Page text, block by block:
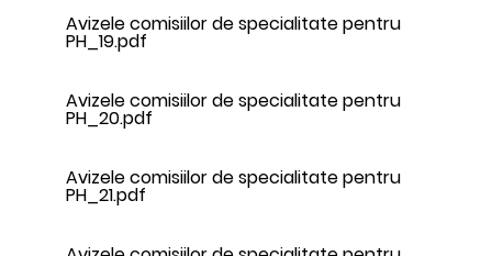
Avizele comisiilor de specialitate pentru
PH_19.pdf
Avizele comisiilor de specialitate pentru
PH_20.pdf
Avizele comisiilor de specialitate pentru
PH_21.pdf